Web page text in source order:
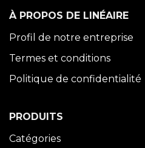
À PROPOS DE LINÉAIRE
Profil de notre entreprise
Termes et conditions
Politique de confidentialité
PRODUITS
Catégories